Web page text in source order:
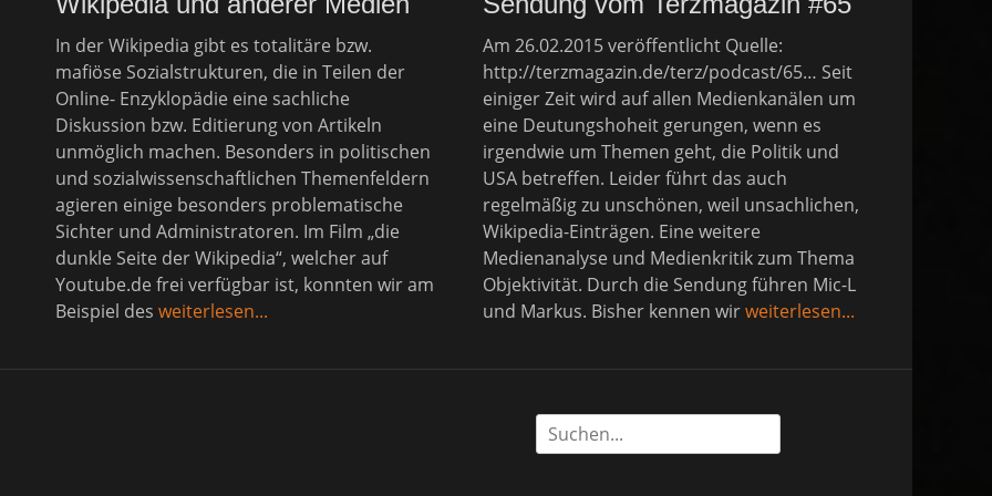
In der Wikipedia gibt es totalitäre bzw.
mafiöse Sozialstrukturen, die in Teilen der
Online- Enzyklopädie eine sachliche
Diskussion bzw. Editierung von Artikeln
unmöglich machen. Besonders in politischen
und sozialwissenschaftlichen Themenfeldern
agieren einige besonders problematische
Sichter und Administratoren. Im Film „die
dunkle Seite der Wikipedia“, welcher auf
Youtube.de frei verfügbar ist, konnten wir am
Beispiel des weiterlesen...
Am 26.02.2015 veröffentlicht Quelle:
http://terzmagazin.de/terz/podcast/65… Seit
einiger Zeit wird auf allen Medienkanälen um
eine Deutungshoheit gerungen, wenn es
irgendwie um Themen geht, die Politik und
USA betreffen. Leider führt das auch
regelmäßig zu unschönen, weil unsachlichen,
Wikipedia-Einträgen. Eine weitere
Medienanalyse und Medienkritik zum Thema
Objektivität. Durch die Sendung führen Mic-L
und Markus. Bisher kennen wirweiterlesen...
Suche
nach: